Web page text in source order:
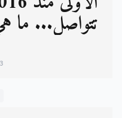
تتواصل... ما